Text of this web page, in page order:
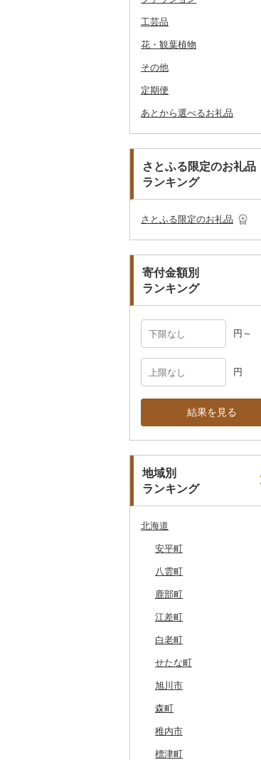
キムチ
その他漬物
缶詰・瓶詰
肉
魚
ジャム
その他缶詰・瓶詰
乾物
燻製（スモーク）
おせち
その他加工品
オリーブオイル
ごま油
はちみつ
ドレッシング
その他調味料
ケチャップ
こしょう
その他調味料
カー用品
時計
その他家電
券
GDOふるさとゴルフ
プレークーポン
その他のゴルフプレー
花火大会チケット
カタログギフト
その他家具・インテリ
毛布
タオルケット
その他タオル
文房具・印鑑
ボールペン
ノート・ファイル
その他文房具
食器
グラス・カップ
箸
スプーン・フォーク・
ナイフ
皿・椀
その他食器
キッチン用品
フライパン
鍋
まな板
土鍋
日用品
洗剤
トイレットペーパー
ティッシュ
その他日用品
楽器・器材
本・CD・DVD
おもちゃ・ぬいぐるみ
ご当地キャラクター
ペット用品
その他雑貨
ゴルフウェア
その他ゴルフ
サイクリング
アウトドア・キャンプ
その他スポーツ
その他スポーツ
洗顔
その他スキンケア
シャンプー・リンス
石鹸・ボディーソープ
入浴剤
アロマ
プロテイン
その他美容
鞄・バッグ
トートバッグ・ショル
ツケース
その他鞄・バッグ
洋服
女性・レディース
子供・ベビー
その他洋服
和服
靴・履物
靴・シューズ
スリッパ・下駄・草履
その他靴・履物
アクセサリー
ペンダント・ネックレ
ス
ピアス・イヤリング
その他アクセサリー
その他服飾小物
ショール・ストール
マフラー・手袋
工芸品
織物
本場奄美大島紬
陶器・漆器
唐津焼
備前焼
美濃焼
村上木彫堆朱
その他装飾品・工芸品
数珠
工芸品
播州そろばん
美濃和紙
花・観葉植物
観葉植物・苗木
花
胡蝶蘭
造花・プリザーブドフ
ラワー
その他花
盆栽・その他
その他
地域サービス
その他
定期便
あとから選べるお礼品
さとふる限定のお礼品
ランキング
さとふる限定のお礼品
寄付金額別
ランキング
円～
円
結果を見る
地域別
ランキング
北海道
安平町
八雲町
鹿部町
江差町
白老町
せたな町
旭川市
森町
稚内市
標津町